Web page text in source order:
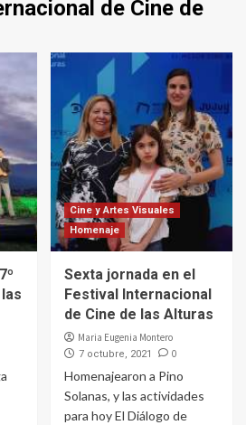
de Cine de
Cine y Artes Visuales
Homenaje
Sexta jornada en el
Festival Internacional
de Cine de las Alturas
Maria Eugenia Montero
7 octubre, 2021 0
Homenajearon a Pino
Solanas, y las actividades
para hoy El Diálogo de